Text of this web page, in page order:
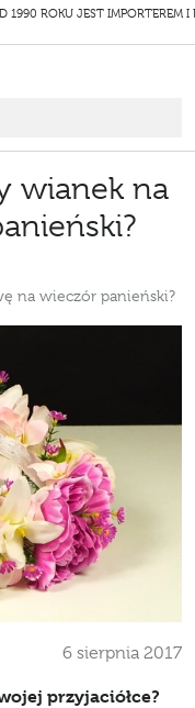
1990 ROKU JEST IMPORTEREM
wianek na
na wieczór panieński?
6 sierpnia 2017
przyjaciółce?